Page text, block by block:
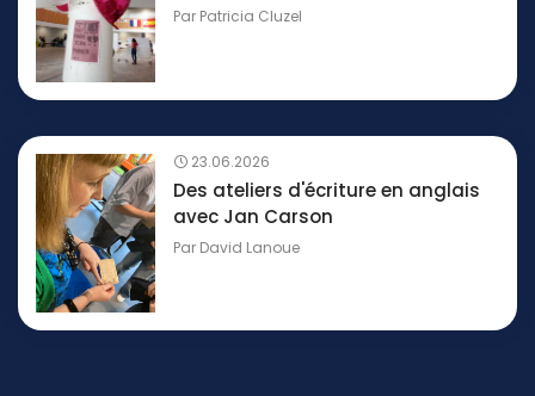
Par Patricia Cluzel
23.06.2026
Des ateliers d'écriture en anglais
avec Jan Carson
Par David Lanoue